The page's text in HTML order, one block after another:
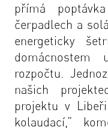
přímá
čerpadlech a
energeticky
rozpočtu.
našich
projektu v
kolaudací,“